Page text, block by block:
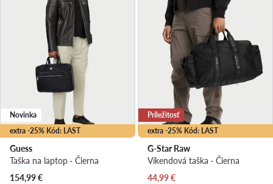
extra -25% Kód: LAST
Novinka
Guess
Taška na laptop · Čierna
154,99€
extra -25% Kód: LAST
Príležitosť
G-Star Raw
Víkendová taška · Čierna
Aktuálna cena
44,99€